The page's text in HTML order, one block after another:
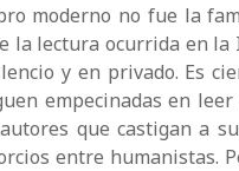
moderno no fue la
la lectura ocurrida en la
y en privado. Es
empecinadas en
que castigan a
entre humanistas.